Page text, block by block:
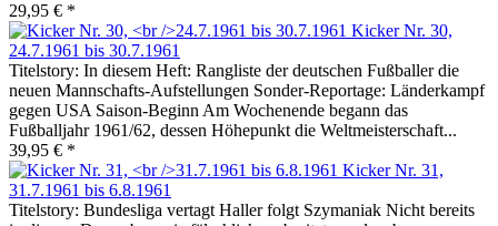
29,95 € *
Kicker Nr. 30,
24.7.1961 bis 30.7.1961
Titelstory: In diesem Heft: Rangliste der deutschen Fußballer die
neuen Mannschafts-Aufstellungen Sonder-Reportage: Länderkampf
gegen USA Saison-Beginn Am Wochenende begann das
Fußballjahr 1961/62, dessen Höhepunkt die Weltmeisterschaft...
39,95 € *
Kicker Nr. 31,
31.7.1961 bis 6.8.1961
Titelstory: Bundesliga vertagt Haller folgt Szymaniak Nicht bereits